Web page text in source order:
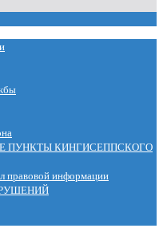
ПУНКТЫ КИНГИСЕППСКОГО
правовой информации